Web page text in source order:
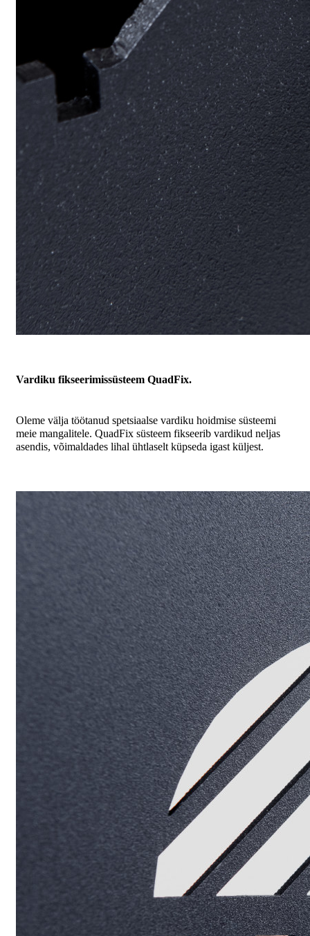
Vardiku fikseerimissüsteem QuadFix.
Oleme välja töötanud spetsiaalse vardiku hoidmise süsteemi
meie mangalitele. QuadFix süsteem fikseerib vardikud neljas
asendis, võimaldades lihal ühtlaselt küpseda igast küljest.